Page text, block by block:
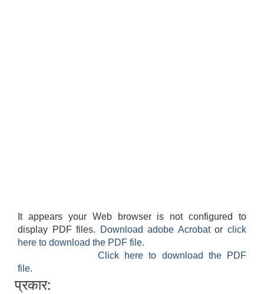
It appears your Web browser is not configured to
display PDF files.
Download adobe Acrobatorclick
here to download the PDF file.
Click here to download the PDF
file.
प्रकार: